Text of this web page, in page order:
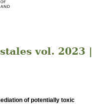
vol. 2023 |
of potentially toxic